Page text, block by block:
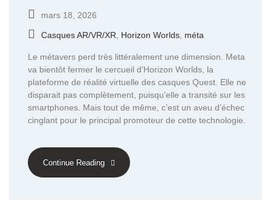
mars 18, 2026
Casques AR/VR/XR Horizon Worlds méta
Le métavers perd très littéralement une dimension. Meta
va bientôt fermer le cercueil d’Horizon Worlds, la
plateforme de réalité virtuelle des casques Quest. Elle ne
disparait pas complètement, puisqu’elle a transité sur les
smartphones. Mais tout de même, c’est un aveu d’échec
cinglant pour le principal promoteur de cette technologie.
Continue Reading